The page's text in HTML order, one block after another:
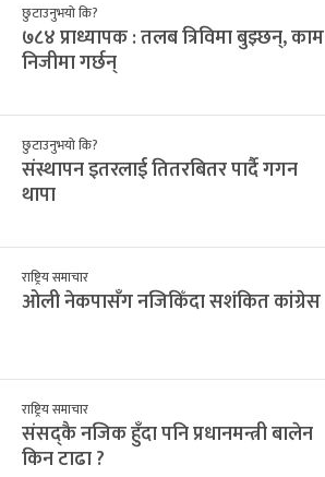
छुटाउनुभयो कि?
७८४ प्राध्यापक : तलब त्रिविमा बुझ्छन्, काम
निजीमा गर्छन्
छुटाउनुभयो कि?
संस्थापन इतरलाई तितरबितर पार्दै गगन
थापा
राष्ट्रिय समाचार
ओली नेकपासँग नजिकिँदा सशंकित कांग्रेस
राष्ट्रिय समाचार
संसद्कै नजिक हुँदा पनि प्रधानमन्त्री बालेन
किन टाढा ?